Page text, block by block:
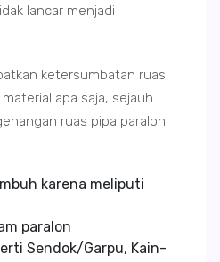
lancar menjadi
ketersumbatan ruas
apa saja, sejauh
ruas pipa paralon
karena meliputi
paralon
Sendok/Garpu, Kain-